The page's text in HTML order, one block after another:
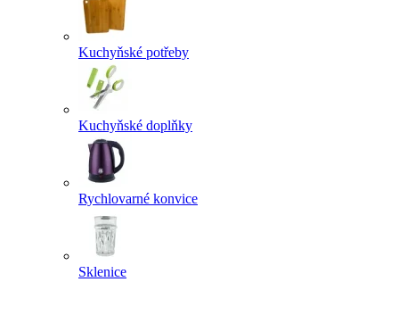
Kuchyňské potřeby
Kuchyňské doplňky
Rychlovarné konvice
Sklenice